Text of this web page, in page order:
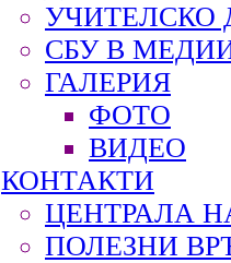
УЧИТЕЛСКО
СБУ В
ГАЛЕРИЯ
ФОТО
ВИДЕО
КОНТАКТИ
ЦЕНТРАЛА
ПОЛЕЗНИ